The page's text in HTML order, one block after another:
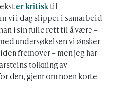
er kritisktil
vi i dag slipper i samarbeid
i sin fulle rett til å være –
undersøkelsen vi ønsker
fremover – men jeg har
tolkning av
den, gjennom noen korte